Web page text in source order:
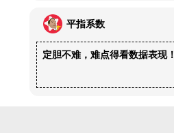
平指系数
定胆不难，难点得看数据表现！